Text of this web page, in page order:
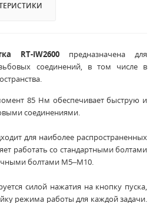
RT-IW2600 предназначена для
соединений, в том числе в
85 Нм обеспечивает быструю и
соединениями.
для наиболее распространенных
работать со стандартными болтами
болтами М5–М10.
силой нажатия на кнопку пуска,
режима работы для каждой задачи.